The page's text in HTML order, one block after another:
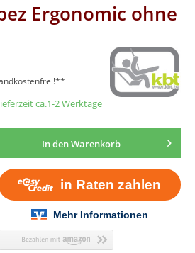
Ergonomic ohne
ca.1-2 Werktage
In denWarenkorb